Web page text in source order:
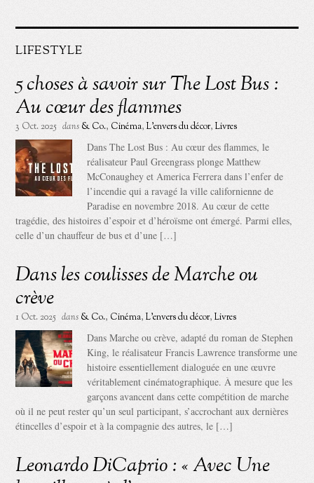
LIFESTYLE
5 choses à savoir sur The Lost Bus :
Au cœur des flammes
3 Oct. 2025 dans & Co., Cinéma,L'envers du décor,Livres
Dans The Lost Bus : Au cœur des flammes, le
réalisateur Paul Greengrass plonge Matthew
McConaughey et America Ferrera dans l’enfer de
l’incendie qui a ravagé la ville californienne de
Paradise en novembre 2018. Au cœur de cette
tragédie, des histoires d’espoir et d’héroïsme ont émergé. Parmi elles,
celle d’un chauffeur de bus et d’une […]
Dans les coulisses de Marche ou
crève
1 Oct. 2025 dans & Co., Cinéma,L'envers du décor,Livres
Dans Marche ou crève, adapté du roman de Stephen
King, le réalisateur Francis Lawrence transforme une
histoire essentiellement dialoguée en une œuvre
véritablement cinématographique. À mesure que les
garçons avancent dans cette compétition de marche
où il ne peut rester qu’un seul participant, s’accrochant aux dernières
étincelles d’espoir et à la compagnie des autres, le […]
Leonardo DiCaprio : « Avec Une